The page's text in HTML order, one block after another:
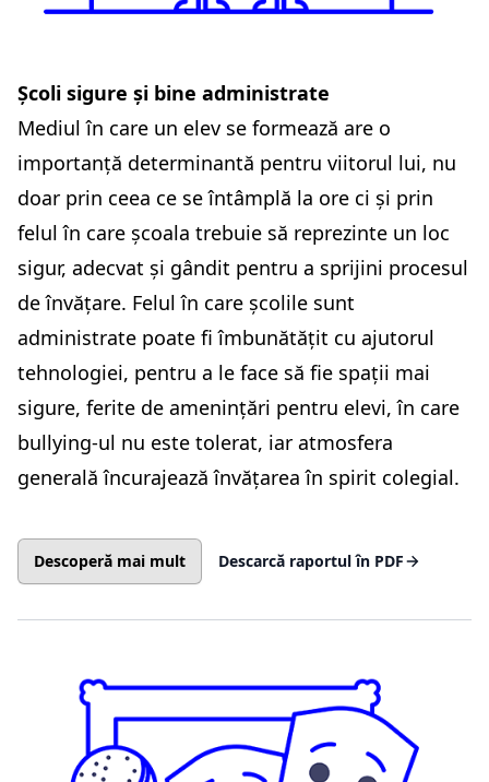
Școli sigure și bine administrate
Mediul în care un elev se formează are o
importanță determinantă pentru viitorul lui, nu
doar prin ceea ce se întâmplă la ore ci și prin
felul în care școala trebuie să reprezinte un loc
sigur, adecvat și gândit pentru a sprijini procesul
de învățare. Felul în care școlile sunt
administrate poate fi îmbunătățit cu ajutorul
tehnologiei, pentru a le face să fie spații mai
sigure, ferite de amenințări pentru elevi, în care
bullying-ul nu este tolerat, iar atmosfera
generală încurajează învățarea în spirit colegial.
Descoperă mai mult Descarcă raportul în PDF